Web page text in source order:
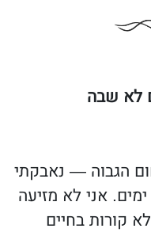
לא שבה
הגבוה — נאבקתי
אני לא מזיעה
קורות בחיים